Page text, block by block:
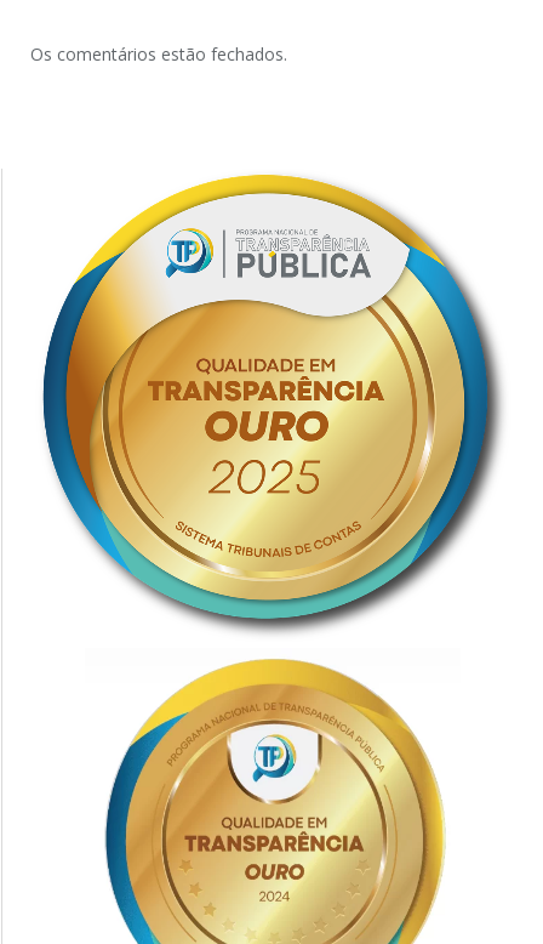
Os comentários estão fechados.